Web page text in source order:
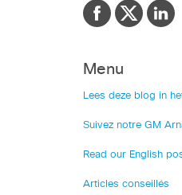
Menu
Lees deze blog in
Suivez notre GM
Read our English
Articles conseillés